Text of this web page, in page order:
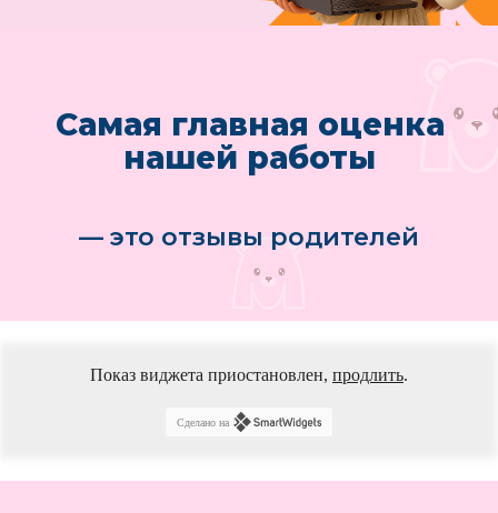
Показ виджета приостановлен, продлить.
Сделано на